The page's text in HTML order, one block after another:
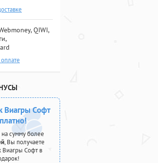
QIWI,
Виагры Софт
на сумму более
, Вы получаете
Виагры Софт в